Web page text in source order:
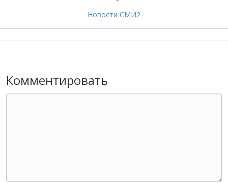
Новости СМИ2
Комментировать